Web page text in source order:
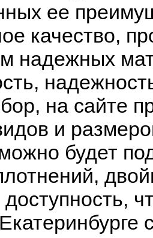
ее
качество,
надежных
на сайте
и
можно будет